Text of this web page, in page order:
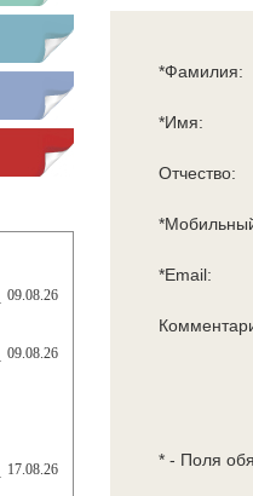
09.08.26
09.08.26
17.08.26
*Фамилия:
*Имя:
Отчество:
*Email:
* - Поля